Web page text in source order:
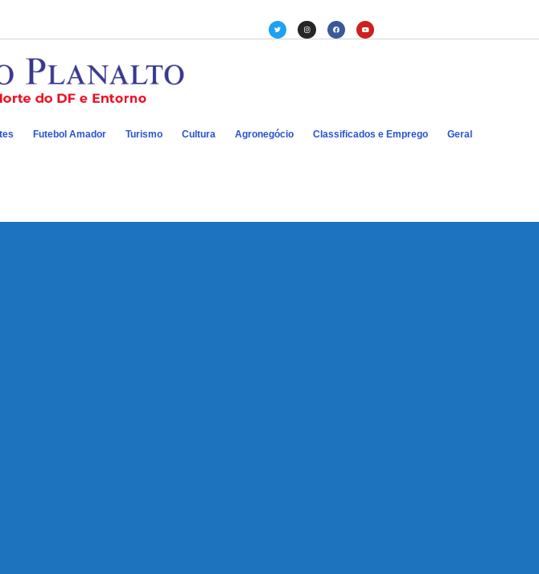
Futebol Amador Turismo Cultura Agronegócio Classificados e Emprego Geral